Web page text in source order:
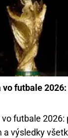
futbale
futbale 2026:
a výsledky